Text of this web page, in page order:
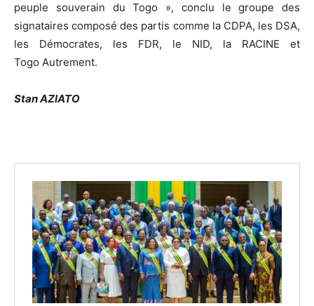
peuple souverain du Togo », conclu le groupe des
signataires composé des partis comme la CDPA, les DSA,
les Démocrates, les FDR, le NID, la RACINE et
Togo Autrement.
Stan AZIATO